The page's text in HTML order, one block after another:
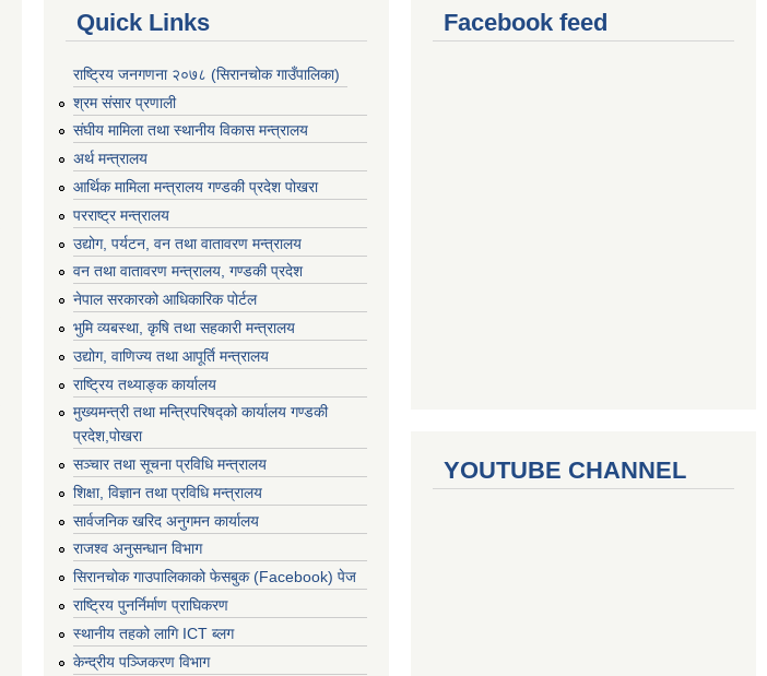
Quick Links
राष्ट्रिय जनगणना २०७८ (सिरानचोक गाउँपालिका)
श्रम संसार प्रणाली
संघीय मामिला तथा स्थानीय विकास मन्त्रालय
अर्थ मन्त्रालय
आर्थिक मामिला मन्त्रालय गण्डकी प्रदेश पोखरा
परराष्ट्र मन्त्रालय
उद्योग, पर्यटन, वन तथा वातावरण मन्त्रालय
वन तथा वातावरण मन्त्रालय, गण्डकी प्रदेश
नेपाल सरकारको आधिकारिक पोर्टल
भुमि व्यबस्था, कृषि तथा सहकारी मन्त्रालय
उद्योग, वाणिज्य तथा आपूर्ति मन्त्रालय
राष्ट्रिय तथ्याङ्क कार्यालय
मुख्यमन्त्री तथा मन्त्रिपरिषद्को कार्यालय गण्डकी
प्रदेश,पोखरा
सञ्‍चार तथा सूचना प्रविधि मन्त्रालय
शिक्षा, विज्ञान तथा प्रविधि मन्त्रालय
सार्वजनिक खरिद अनुगमन कार्यालय
राजश्व अनुसन्धान विभाग
सिरानचोक गाउपालिकाको फेसबुक (Facebook) पेज
राष्ट्रिय पुनर्निर्माण प्राघिकरण
स्थानीय तहको लागि ICT ब्लग
केन्द्रीय पञ्जिकरण विभाग
Facebook feed
YOUTUBE CHANNEL